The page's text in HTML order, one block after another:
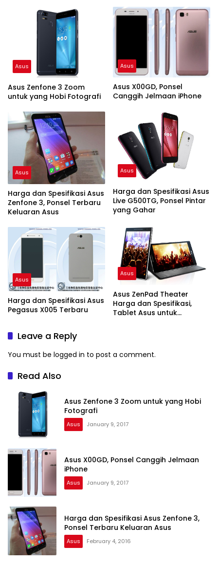
Asus
Asus Zenfone 3 Zoom
untuk yang Hobi Fotografi
Asus
Asus X00GD, Ponsel
Canggih Jelmaan iPhone
Asus
Harga dan Spesifikasi Asus
Zenfone 3, Ponsel Terbaru
Keluaran Asus
Asus
Harga dan Spesifikasi Asus
Live G500TG, Ponsel Pintar
yang Gahar
Asus
Harga dan Spesifikasi Asus
Pegasus X005 Terbaru
Asus
Asus ZenPad Theater
Harga dan Spesifikasi,
Tablet Asus untuk
Leave a Reply
You must be logged in to post a comment.
Read Also
Asus Zenfone 3 Zoom untuk yang Hobi
Fotografi
Asus January 9, 2017
Asus X00GD, Ponsel Canggih Jelmaan
iPhone
Asus January 9, 2017
Harga dan Spesifikasi Asus Zenfone 3,
Ponsel Terbaru Keluaran Asus
Asus February 4, 2016